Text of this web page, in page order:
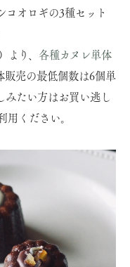
オロギの3種セット
り、 各種カヌレ単体
販売の最低個数は6個単
みたい方はお買い逃し
ください。